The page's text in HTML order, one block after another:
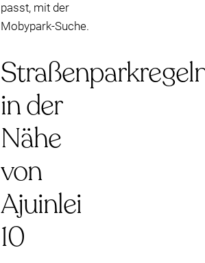
passt, mit der
Mobypark-Suche.
in der
Nähe
von
Ajuinlei
10